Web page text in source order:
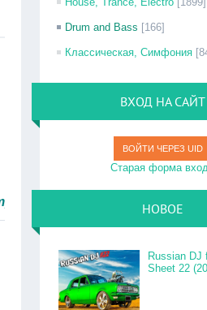
Drum and Bass [166]
Классическая, Симфония
ВХОД НА САЙТ
ВОЙТИ ЧЕРЕЗ UID
Старая форма
НОВОЕ
Russian DJ
Sheet 22